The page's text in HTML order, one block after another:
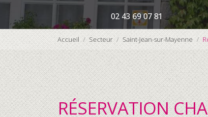
02 43 69 07 81
Accueil Secteur Saint-Jean-sur-Mayenne
RÉSERVATION